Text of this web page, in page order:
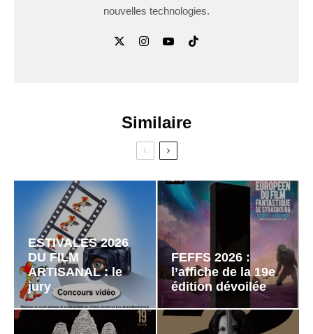
nouvelles technologies.
Similaire
ESTIVALES 2026
DU FILM
ARTISANAL : le
jury
FEFFS 2026 :
l’affiche de la 19e
édition dévoilée